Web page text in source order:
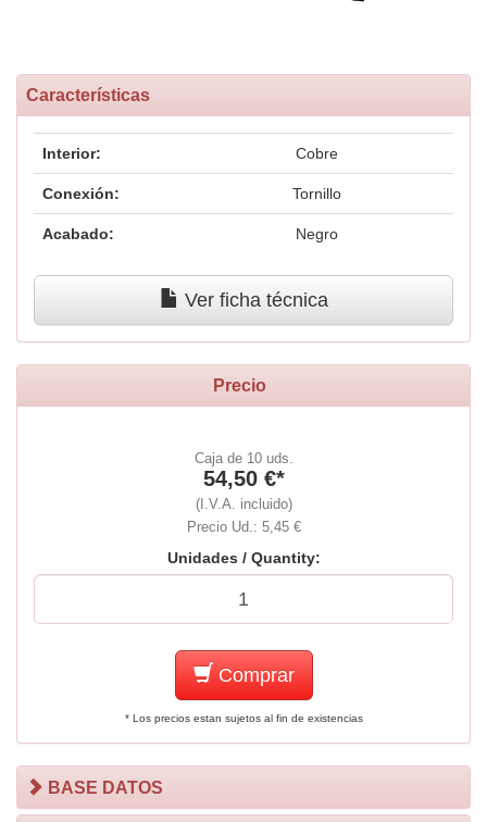
Características
Interior: Cobre
Conexión: Tornillo
Acabado: Negro
Ver ficha técnica
Precio
Caja de 10 uds.
54,50 €*
(I.V.A. incluido)
Precio Ud.: 5,45 €
Unidades / Quantity:
Comprar
* Los precios estan sujetos al fin de existencias
BASE DATOS